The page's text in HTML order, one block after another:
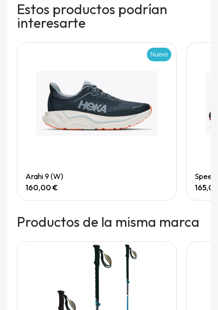
Estos productos podrían
interesarte
Nuevo
Arahi 9 (W)
160,00 €
Productos de la misma marca